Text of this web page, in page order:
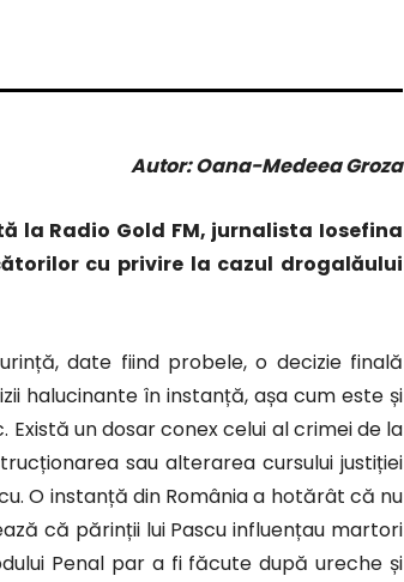
Autor: Oana-Medeea Groza
la Radio Gold FM, jurnalista Iosefina
cu privire la cazul drogalăului
date fiind probele, o decizie finală
halucinante în instanță, așa cum este și
un dosar conex celui al crimei de la
sau alterarea cursului justiției
O instanță din România a hotărât că nu
că părinții lui Pascu influențau martori
Penal par a fi făcute după ureche și